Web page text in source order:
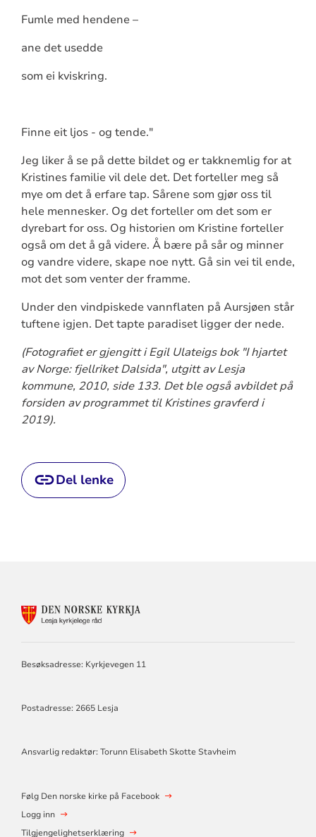
Fumle med hendene –
ane det usedde
som ei kviskring.
Finne eit ljos - og tende."
Jeg liker å se på dette bildet og er takknemlig for at
Kristines familie vil dele det. Det forteller meg så
mye om det å erfare tap. Sårene som gjør oss til
hele mennesker. Og det forteller om det som er
dyrebart for oss. Og historien om Kristine forteller
også om det å gå videre. Å bære på sår og minner
og vandre videre, skape noe nytt. Gå sin vei til ende,
mot det som venter der framme.
Under den vindpiskede vannflaten på Aursjøen står
tuftene igjen. Det tapte paradiset ligger der nede.
(Fotografiet er gjengitt i Egil Ulateigs bok "I hjartet
av Norge: fjellriket Dalsida", utgitt av Lesja
kommune, 2010, side 133. Det ble også avbildet på
forsiden av programmet til Kristines gravferd i
2019).
Del lenke
Besøksadresse: Kyrkjevegen 11
Postadresse: 2665 Lesja
Ansvarlig redaktør: Torunn Elisabeth Skotte Stavheim
Følg Den norske kirke på Facebook
Logg inn
Tilgjengelighetserklæring